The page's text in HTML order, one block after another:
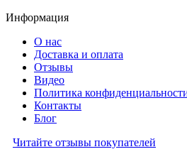
Информация
О нас
Доставка и оплата
Отзывы
Видео
Политика
Контакты
Блог
Читайте отзывы покупателей